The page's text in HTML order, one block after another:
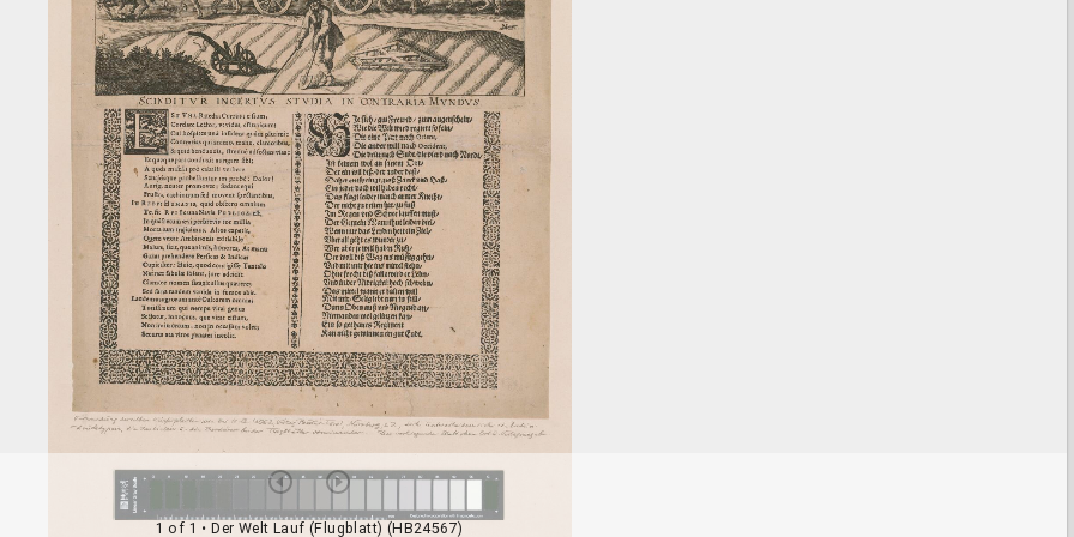
1 of 1 • Der Welt Lauf (Flugblatt) (HB24567)